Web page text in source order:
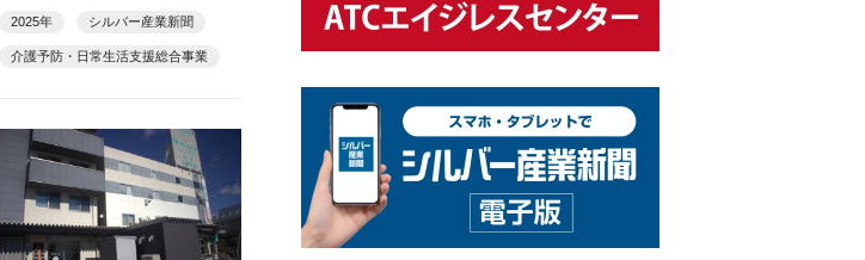
ョナルに聞く 短期集中予
2025年 シルバー産業新聞
介護予防・日常生活支援総合事業